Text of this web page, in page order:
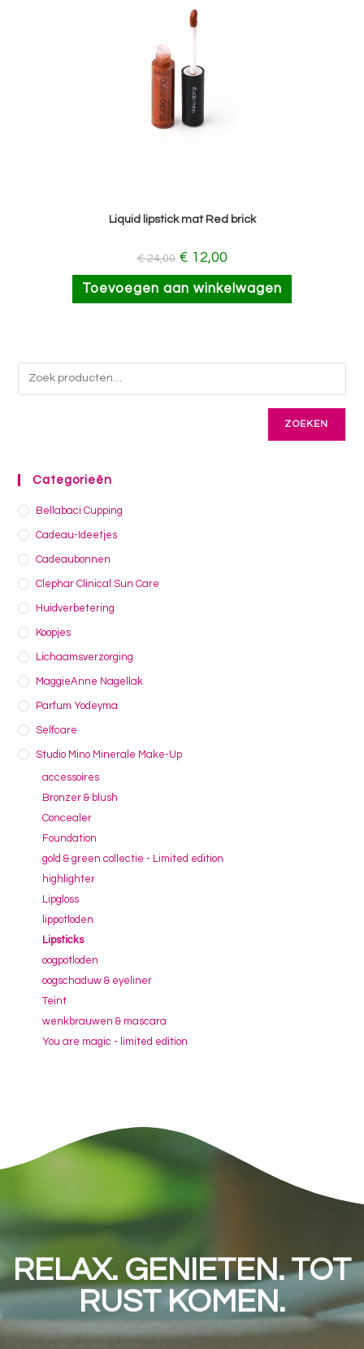
Liquid lipstick mat Red brick
€24,00 € 12,00
Toevoegen aan winkelwagen
ZOEKEN
Categorieën
Bellabaci Cupping
Cadeau-Ideetjes
Cadeaubonnen
Clephar Clinical Sun Care
Huidverbetering
Koopjes
Lichaamsverzorging
MaggieAnne Nagellak
Parfum Yodeyma
Selfcare
Studio Mino Minerale Make-Up
accessoires
Bronzer & blush
Concealer
Foundation
gold & green collectie - Limited edition
highlighter
Lipgloss
lippotloden
Lipsticks
oogpotloden
oogschaduw & eyeliner
Teint
wenkbrauwen & mascara
You are magic - limited edition
RELAX. GENIETEN. TOT
RUST KOMEN.